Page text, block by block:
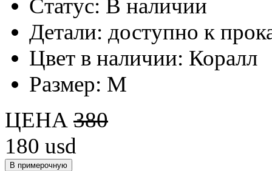
Статус: В наличии
Детали: доступно к
Цвет в наличии: Коралл
Размер: M
ЦЕНА 380
180 usd